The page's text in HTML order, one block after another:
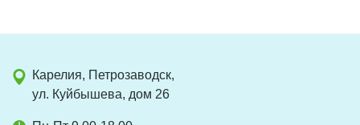
Карелия, Петрозаводск,
ул. Куйбышева, дом 26